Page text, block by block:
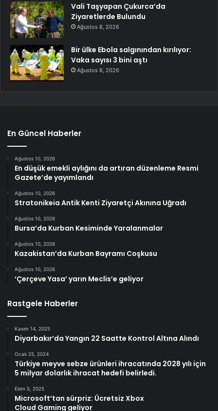
Vali Taşyapan Çukurca’da
Ziyaretlerde Bulundu
Ağustos 8, 2026
Bir ülke Ebola salgınından kırılıyor:
Vaka sayısı 3 bini aştı
Ağustos 8, 2026
En Güncel Haberler
Ağustos 10, 2026
En düşük emekli aylığını da artıran düzenleme Resmi
Gazete’de yayımlandı
Ağustos 10, 2026
Stratonikeia Antik Kenti Ziyaretçi Akınına Uğradı
Ağustos 10, 2026
Bursa’da Kurban Kesiminde Yaralanmalar
Ağustos 10, 2026
Kazakistan’da Kurban Bayramı Coşkusu
Ağustos 10, 2026
‘Çerçeve Yasa’ yarın Meclis’e geliyor
Rastgele Haberler
Kasım 14, 2025
Diyarbakır’da Yangın 22 Saatte Kontrol Altına Alındı
Ocak 25, 2024
Türkiye meyve sebze ürünleri ihracatında 2028 yılı için
5 milyar dolarlık ihracat hedefi belirledi.
Ekim 5, 2025
Microsoft’tan sürpriz: Ücretsiz Xbox
Cloud Gaming geliyor